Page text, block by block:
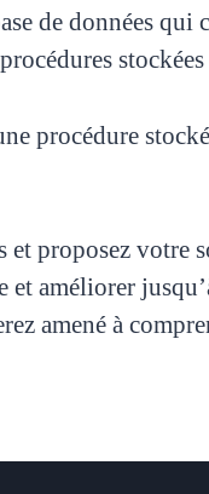
de données
procédure
et proposez votre
améliorer
amené à